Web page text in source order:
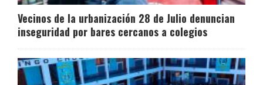
Vecinos de la urbanización 28 de Julio denuncian
inseguridad por bares cercanos a colegios